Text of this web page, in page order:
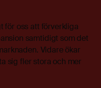
för oss att förverkliga
samtidigt som det
Vidare ökar
sig fler stora och mer